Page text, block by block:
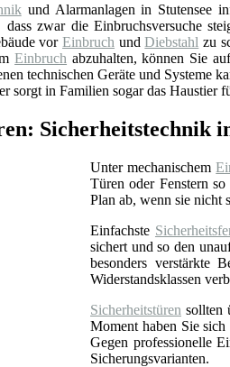
und Alarmanlagen in Stutensee
dass zwar die Einbruchsversuche
vorEinbruch undDiebstahl zu
Einbruch abzuhalten, können Sie
technischen Geräte und Systeme
sorgt in Familien sogar das Haustier
Sicherheitstechnik
Unter mechanischem
Türen oder Fenstern
Plan ab, wenn sie nicht
Einfachste
sichert und so den
besonders verstärkte
Widerstandsklassen
Sicherheitstüren sollten
Moment haben Sie
Gegen professionelle
Sicherungsvarianten.